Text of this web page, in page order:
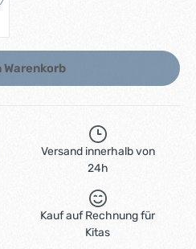
Warenkorb
Versand innerhalb von
24h
Kauf auf Rechnung für
Kitas